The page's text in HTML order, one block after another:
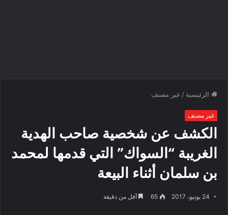
الرئيسية / غير مصنف
غير مصنف
الكشف عن شخصية صاحب الهدية
الغريبة “السواك” التي قدمها لمحمد
بن سلمان أثناء البيعة
24 يونيو، 2017 65 أقل من دقيقة